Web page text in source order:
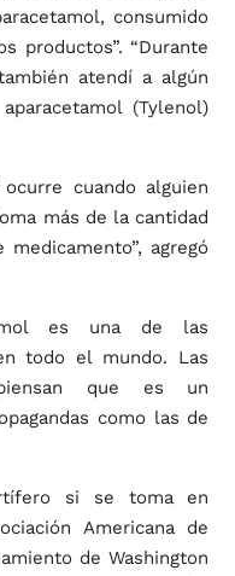
consumido
productos”. “Durante
atendí a algún
(Tylenol)
cuando alguien
más de la cantidad
agregó
es una de las
todo el mundo. Las
que es un
como las de
si se toma en
Americana de
de Washington